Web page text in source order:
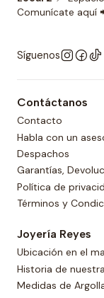
Comunícate aquí
Síguenos
Contáctanos
Contacto
Habla con un
Despachos
Garantías,
Política de
Términos y
Joyería Reyes
Ubicación en el
Historia de
Medidas de